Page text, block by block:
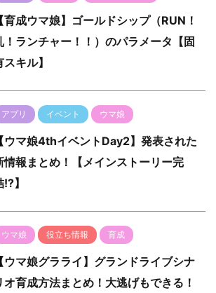
【育成ウマ娘】ゴールドシップ（RUN！
！ランチャー！！）のパラメータ【固
スキル】
アプリ イベント ウマ娘
【ウマ娘4thイベントDay2】発表された
情報まとめ！【メインストーリー完
】
ウマ娘 役立ち情報 育成
【ウマ娘グラライ】グランドライブシナ
オ育成方法まとめ！大逃げもできる！